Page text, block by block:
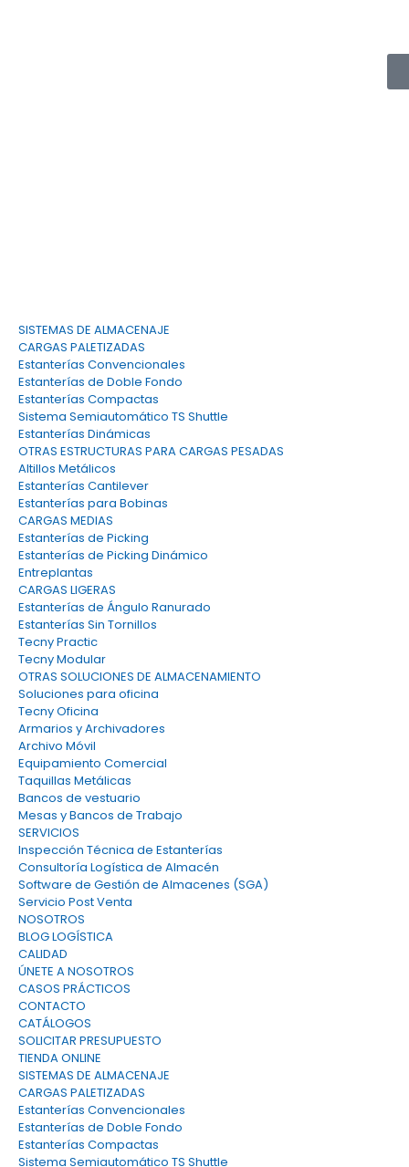
SISTEMAS DE ALMACENAJE
CARGAS PALETIZADAS
Estanterías Convencionales
Estanterías de Doble Fondo
Estanterías Compactas
Sistema Semiautomático TS Shuttle
Estanterías Dinámicas
OTRAS ESTRUCTURAS PARA CARGAS PESADAS
Altillos Metálicos
Estanterías Cantilever
Estanterías para Bobinas
CARGAS MEDIAS
Estanterías de Picking
Estanterías de Picking Dinámico
Entreplantas
CARGAS LIGERAS
Estanterías de Ángulo Ranurado
Estanterías Sin Tornillos
Tecny Practic
Tecny Modular
OTRAS SOLUCIONES DE ALMACENAMIENTO
Soluciones para oficina
Tecny Oficina
Armarios y Archivadores
Archivo Móvil
Equipamiento Comercial
Taquillas Metálicas
Bancos de vestuario
Mesas y Bancos de Trabajo
SERVICIOS
Inspección Técnica de Estanterías
Consultoría Logística de Almacén
Software de Gestión de Almacenes (SGA)
Servicio Post Venta
NOSOTROS
BLOG LOGÍSTICA
CALIDAD
ÚNETE A NOSOTROS
CASOS PRÁCTICOS
CONTACTO
CATÁLOGOS
SOLICITAR PRESUPUESTO
TIENDA ONLINE
SISTEMAS DE ALMACENAJE
CARGAS PALETIZADAS
Estanterías Convencionales
Estanterías de Doble Fondo
Estanterías Compactas
Sistema Semiautomático TS Shuttle